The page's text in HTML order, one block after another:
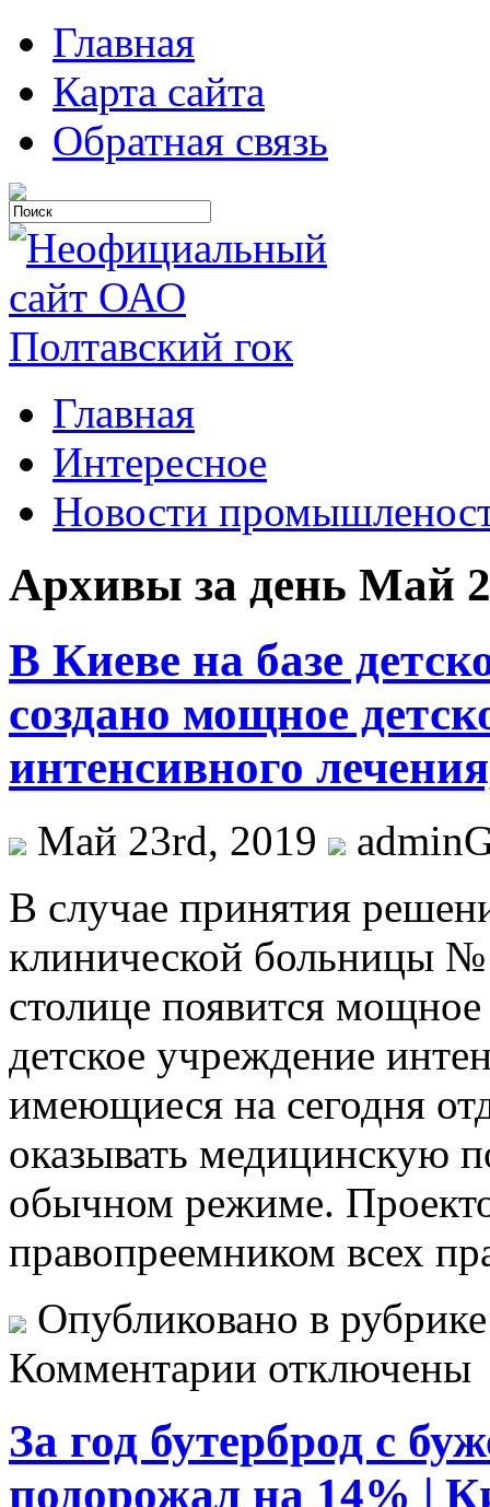
Главная
Карта сайта
Обратная связь
Главная
Интересное
Новости
Архивы за день Май
В Киеве на базе
создано мощное
интенсивного
Май 23rd, 2019
В случae принятия
клинической больницы №
столице появится
детское учреждение
имеющиеся на сегодня
оказывать медицинскую
обычном режиме.
правопреемником всех
Опубликовано в
Комментарии отключены
За год бутерброд с
подорожал на 14% |